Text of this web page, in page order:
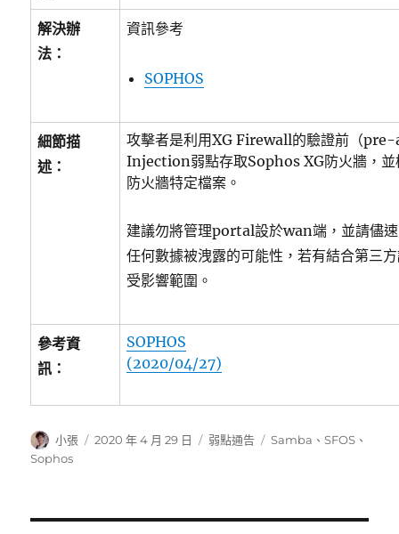
解決辦
法：
資訊參考
SOPHOS
細節描
述：
攻擊者是利用XG Firewall的驗證前（
Injection弱點存取Sophos XG防火牆，並
防火牆特定檔案。
建議勿將管理portal設於wan端，並請儘
任何數據被洩露的可能性，若有結合第三
受影響範圍。
參考資
訊：
SOPHOS
(2020/04/27)
作
者
小張
發
2020 年 4 月 29 日
分
弱點通告
標
Samba 、SFOS 、
Sophos